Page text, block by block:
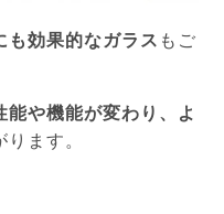
も効果的なガラス もご
や機能が変わり、よ
ます。